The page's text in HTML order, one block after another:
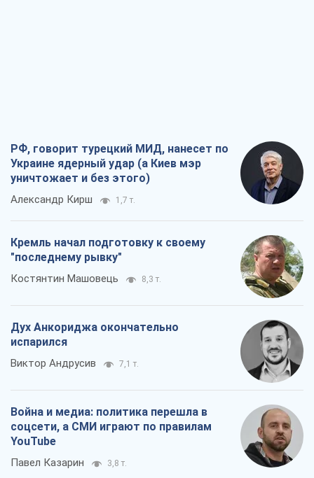
РФ, говорит турецкий МИД, нанесет по
Украине ядерный удар (а Киев мэр
уничтожает и без этого)
Александр Кирш 1,7 т.
Кремль начал подготовку к своему
"последнему рывку"
Костянтин Машовець 8,3 т.
Дух Анкориджа окончательно
испарился
Виктор Андрусив 7,1 т.
Война и медиа: политика перешла в
соцсети, а СМИ играют по правилам
YouTube
Павел Казарин 3,8 т.